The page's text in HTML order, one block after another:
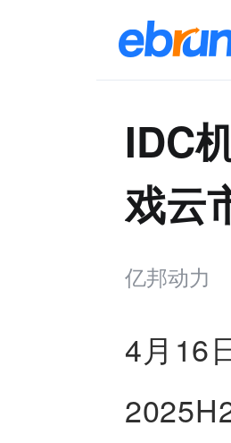
IDC
戏云
亿邦动力
4月16